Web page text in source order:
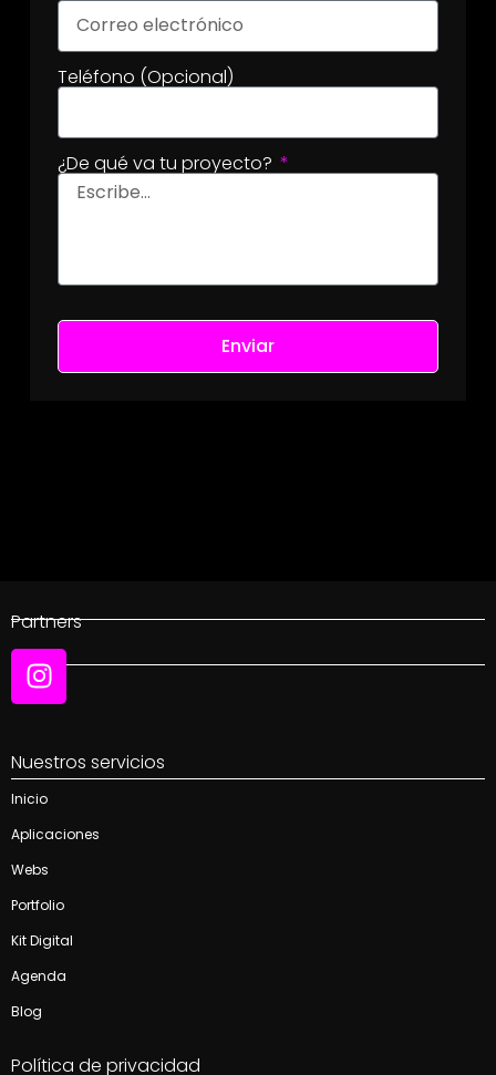
Teléfono (Opcional)
¿De qué va tu proyecto?
Enviar
Partners
Social
Nuestros servicios
Inicio
Aplicaciones
Webs
Portfolio
Kit Digital
Agenda
Blog
Política de privacidad